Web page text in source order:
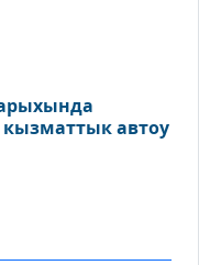
автоу